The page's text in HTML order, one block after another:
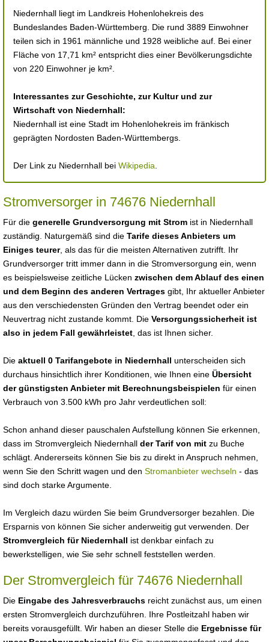
Niedernhall liegt im Landkreis Hohenlohekreis des
Bundeslandes Baden-Württemberg. Die rund 3889 Einwohner
teilen sich in 1961 männliche und 1928 weibliche auf. Bei einer
Fläche von 17,71 km² entspricht dies einer Bevölkerungsdichte
von 220 Einwohner je km².
Interessantes zur Geschichte, zur Kultur und zur
Wirtschaft von Niedernhall:
Niedernhall ist eine Stadt im Hohenlohekreis im fränkisch
geprägten Nordosten Baden-Württembergs.
Der Link zu Niedernhall bei Wikipedia
Stromversorger in 74676 Niedernhall
Für die generelle Grundversorgung mit Strom ist in Niedernhall
zuständig. Naturgemäß sind die Tarife dieses Anbieters um
Einiges teurer, als das für die meisten Alternativen zutrifft. Ihr
Grundversorger tritt immer dann in die Stromversorgung ein, wenn
es beispielsweise zeitliche Lücken zwischen dem Ablauf des einen
und dem Beginn des anderen Vertrages gibt, Ihr aktueller Anbieter
aus den verschiedensten Gründen den Vertrag beendet oder ein
Neuvertrag nicht zustande kommt. Die Versorgungssicherheit ist
also in jedem Fall gewährleistet , das ist Ihnen sicher.
Die aktuell 0 Tarifangebote in Niedernhall unterscheiden sich
durchaus hinsichtlich ihrer Konditionen, wie Ihnen eine Übersicht
der günstigsten Anbieter mit Berechnungsbeispielen für einen
Verbrauch von 3.500 kWh pro Jahr verdeutlichen soll:
Schon anhand dieser pauschalen Aufstellung können Sie erkennen,
dass im Stromvergleich Niedernhall der Tarif von mit zu Buche
schlägt. Andererseits können Sie bis zu direkt in Anspruch nehmen,
wenn Sie den Schritt wagen und den Stromanbieter wechseln - das
sind doch starke Argumente.
Im Vergleich dazu würden Sie beim Grundversorger bezahlen. Die
Ersparnis von können Sie sicher anderweitig gut verwenden. Der
Stromvergleich für Niedernhall ist denkbar einfach zu
bewerkstelligen, wie Sie sehr schnell feststellen werden.
Der Stromvergleich für 74676 Niedernhall
Die Eingabe des Jahresverbrauchs reicht zunächst aus, um einen
ersten Stromvergleich durchzuführen. Ihre Postleitzahl haben wir
bereits vorausgefüllt. Wir haben an dieser Stelle die Ergebnisse für